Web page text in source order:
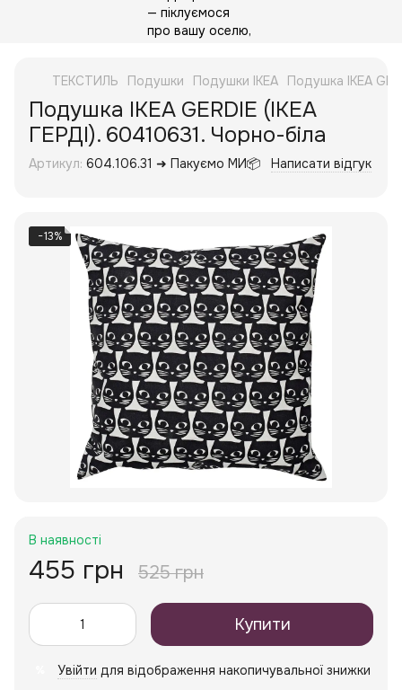
ТЕКСТИЛЬ Подушки Подушки IKEA Подушка IKEA
Подушка IKEA GERDIE (ІКЕА
ГЕРДІ). 60410631. Чорно-біла
Артикул: 604.106.31 ➜ Пакуємо МИ📦 Написати відгук
−13%
В наявності
455 грн 525 грн
Купити
Увійти для відображення накопичувальної знижки